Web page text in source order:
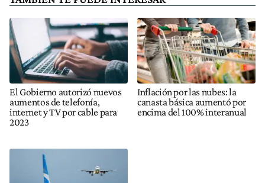
El Gobierno autorizó nuevos
aumentos de telefonía,
internet y TV por cable para
2023
Inflación por las nubes: la
canasta básica aumentó por
encima del 100% interanual